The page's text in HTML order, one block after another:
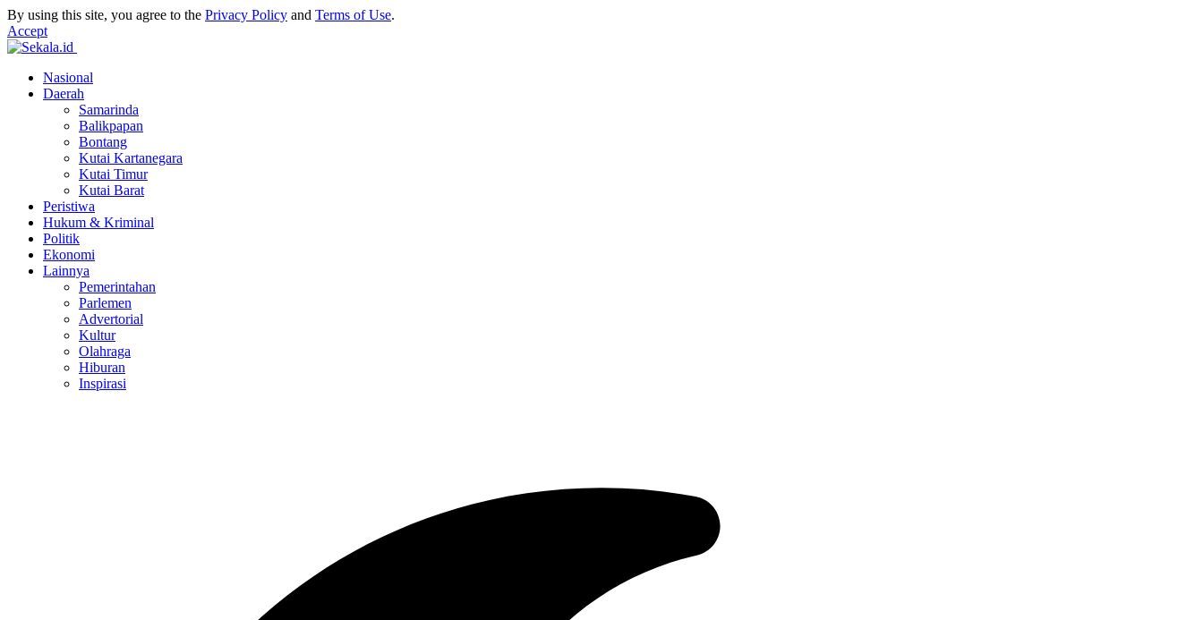
By using this site, you agree to the Privacy Policy and Terms of Use.
Accept
Nasional
Daerah
Samarinda
Balikpapan
Bontang
Kutai Kartanegara
Kutai Timur
Kutai Barat
Peristiwa
Hukum & Kriminal
Politik
Ekonomi
Lainnya
Pemerintahan
Parlemen
Advertorial
Kultur
Olahraga
Hiburan
Inspirasi